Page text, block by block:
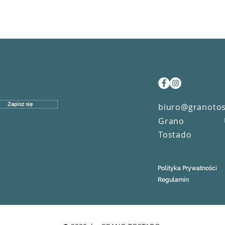
Zapisz się
Grano
Tostado
Polityka Prywatności
Regulamin